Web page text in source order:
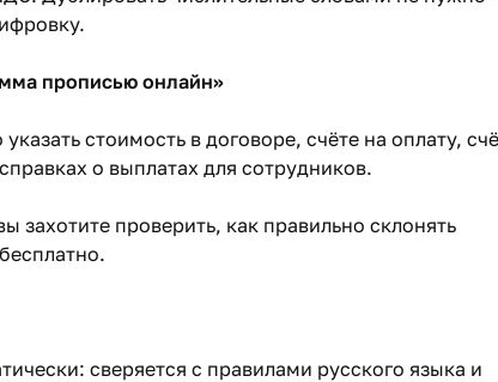
прописью онлайн»
стоимость в договоре, счёте на оплату,
о выплатах для сотрудников.
захотите проверить, как правильно склонять
сверяется с правилами русского языка и